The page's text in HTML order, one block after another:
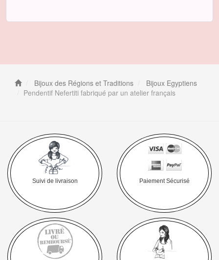
Bijoux des Régions et Traditions
Bijoux Egyptiens
Pendentif Nefertiti fabriqué par un atelier français
Suivi de livraison Paiement Sécurisé